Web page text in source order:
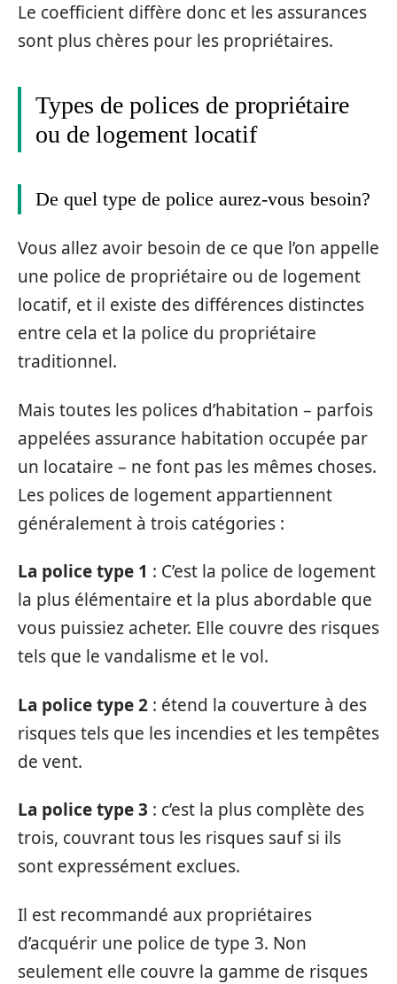
Le coefficient diffère donc et les assurances
sont plus chères pour les propriétaires.
Types de polices de propriétaire
ou de logement locatif
De quel type de police aurez-vous besoin?
Vous allez avoir besoin de ce que l’on appelle
une police de propriétaire ou de logement
locatif, et il existe des différences distinctes
entre cela et la police du propriétaire
traditionnel.
Mais toutes les polices d’habitation – parfois
appelées assurance habitation occupée par
un locataire – ne font pas les mêmes choses.
Les polices de logement appartiennent
généralement à trois catégories :
La police type 1 : C’est la police de logement
la plus élémentaire et la plus abordable que
vous puissiez acheter. Elle couvre des risques
tels que le vandalisme et le vol.
La police type 2 : étend la couverture à des
risques tels que les incendies et les tempêtes
de vent.
La police type 3 : c’est la plus complète des
trois, couvrant tous les risques sauf si ils
sont expressément exclues.
Il est recommandé aux propriétaires
d’acquérir une police de type 3. Non
seulement elle couvre la gamme de risques